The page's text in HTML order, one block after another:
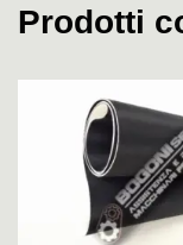
Prodotti